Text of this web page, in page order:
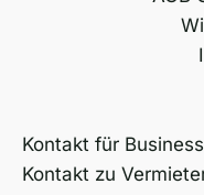
Kontakt für
Kontakt zu